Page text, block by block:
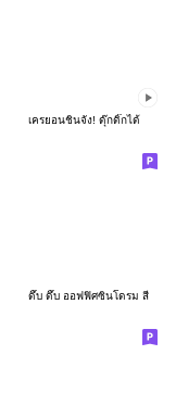
เครยอนชินจัง! ดุ๊กดิ๊กได้
ดึ๊บ ดึ๊บ ออฟฟิศซินโดรม สี่